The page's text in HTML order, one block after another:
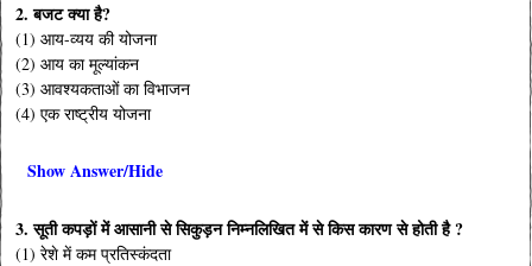
2. बजट क्या है?
(1) आय-व्यय की योजना
(2) आय का मूल्यांकन
(3) आवश्यकताओं का विभाजन
(4) एक राष्ट्रीय योजना
Show Answer/Hide
3. सूती कपड़ों में आसानी से सिकुड़न निम्नलिखित में से किस कारण से होती है ?
(1) रेशे में कम प्रतिस्कंदता